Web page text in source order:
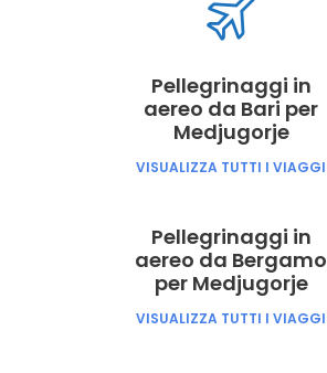
Pellegrinaggi in
aereo da Bari per
Medjugorje
VISUALIZZA TUTTI I VIAGGI
Pellegrinaggi in
aereo da Bergamo
per Medjugorje
VISUALIZZA TUTTI I VIAGGI